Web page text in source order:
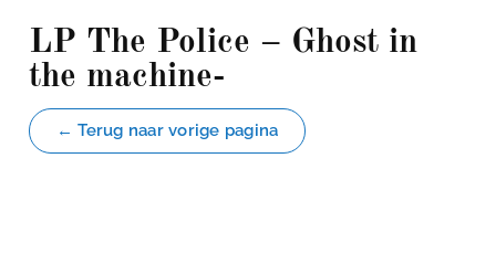
LP The Police – Ghost in
the machine-
← Terug naar vorige pagina